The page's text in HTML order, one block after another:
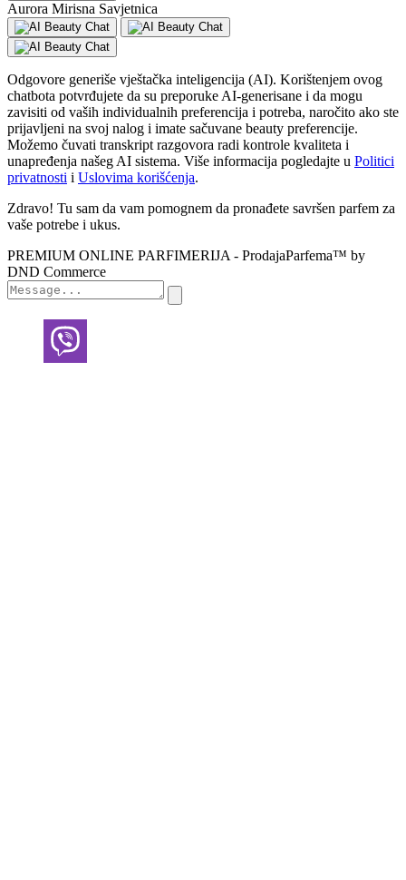
Aurora Mirisna Savjetnica
Odgovore generiše vještačka inteligencija (AI). Korištenjem ovog
chatbota potvrđujete da su preporuke AI-generisane i da mogu
zavisiti od vaših individualnih preferencija i potreba, naročito ako ste
prijavljeni na svoj nalog i imate sačuvane beauty preferencije.
Možemo čuvati transkript razgovora radi kontrole kvaliteta i
unapređenja našeg AI sistema. Više informacija pogledajte u Politici
privatnosti i Uslovima korišćenja.
Zdravo! Tu sam da vam pomognem da pronađete savršen parfem za
vaše potrebe i ukus.
PREMIUM ONLINE PARFIMERIJA - ProdajaParfema™ by
DND Commerce